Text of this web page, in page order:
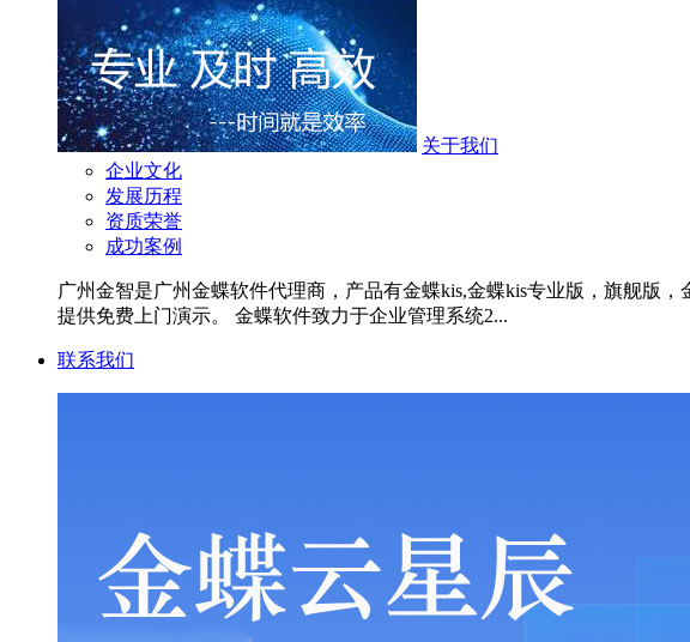
关于我们
企业文化
发展历程
资质荣誉
成功案例
广州金智是广州金蝶软件代理商，产品有金蝶kis,金蝶kis专业版，旗舰版，
提供免费上门演示。 金蝶软件致力于企业管理系统2...
联系我们